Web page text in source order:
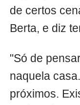
de certos
Berta, e diz
"Só de
naquela
próximos.